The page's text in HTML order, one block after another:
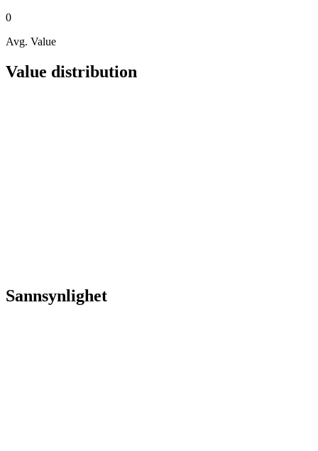
0
Avg. Value
Value distribution
Sannsynlighet